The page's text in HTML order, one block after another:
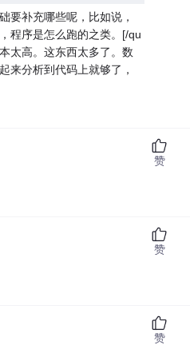
要补充哪些呢，比如说，
程序是怎么跑的之类。[/qu
太高。这东西太多了。数
来分析到代码上就够了，
赞
赞
赞